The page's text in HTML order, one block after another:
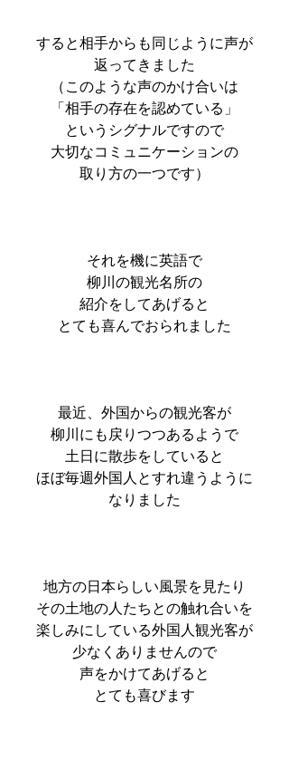
すると相手からも同じように声が
返ってきました
（このような声のかけ合いは
「相手の存在を認めている」
というシグナルですので
大切なコミュニケーションの
取り方の一つです）
それを機に英語で
柳川の観光名所の
紹介をしてあげると
とても喜んでおられました
最近、外国からの観光客が
柳川にも戻りつつあるようで
土日に散歩をしていると
ほぼ毎週外国人とすれ違うように
なりました
地方の日本らしい風景を見たり
その土地の人たちとの触れ合いを
楽しみにしている外国人観光客が
少なくありませんので
声をかけてあげると
とても喜びます